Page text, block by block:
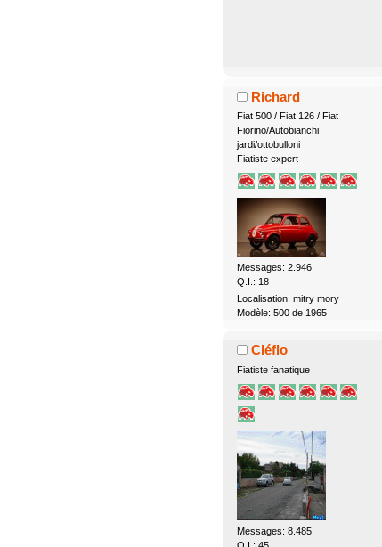
Richard
Fiat 500 / Fiat 126 / Fiat
Fiorino/Autobianchi
jardi/ottobulloni
Fiatiste expert
Messages: 2.946
Q.I.: 18
Localisation: mitry mory
Modèle: 500 de 1965
Cléflo
Fiatiste fanatique
Messages: 8.485